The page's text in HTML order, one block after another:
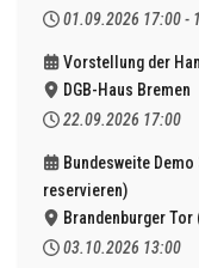
01.09.2026 17:00 -
Vorstellung der
DGB-Haus Bremen
22.09.2026 17:00
Bundesweite
reservieren)
Brandenburger
03.10.2026 13:00